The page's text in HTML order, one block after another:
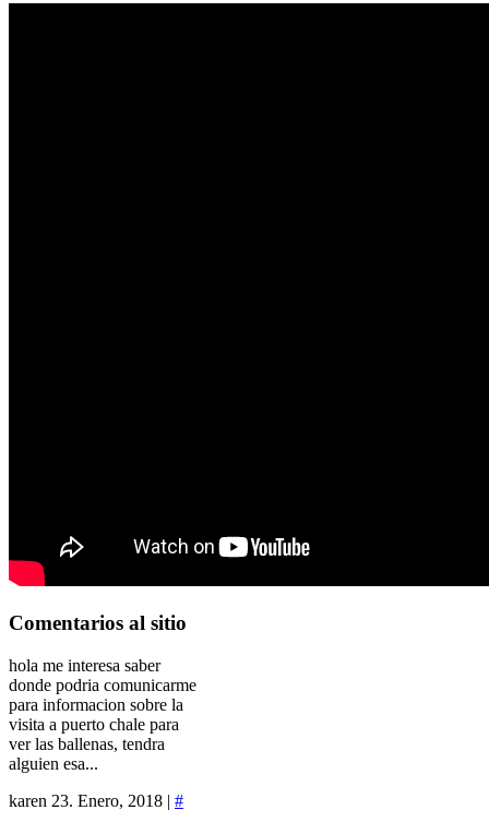
Comentarios al sitio
hola me interesa saber
donde podria comunicarme
para informacion sobre la
visita a puerto chale para
ver las ballenas, tendra
alguien esa...
karen 23. Enero, 2018 | #